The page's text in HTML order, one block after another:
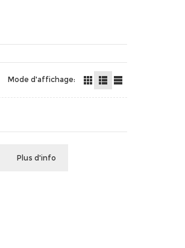
Mode d'affichage:
Plus d'info